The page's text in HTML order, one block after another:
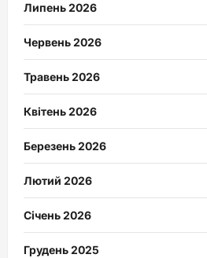
Липень 2026
Червень 2026
Травень 2026
Квітень 2026
Березень 2026
Лютий 2026
Січень 2026
Грудень 2025